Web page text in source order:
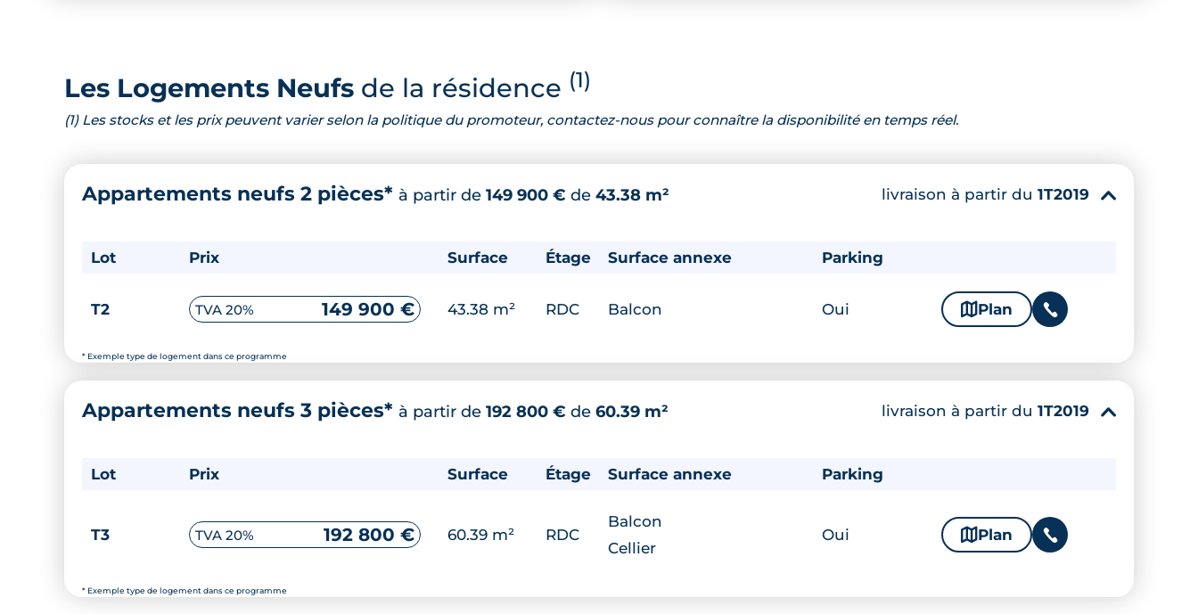
Les Logements Neufs de la résidence (1)
(1) Les stocks et les prix peuvent varier selon la politique du promoteur, contactez-nous pour connaître la disponibilité en temps réel.
Appartements neufs 2 pièces* à partir de 149 900 € de 43.38 m²
* Exemple type de logement dans ce programme
livraison à partir du 1T2019 ▾
Lot Prix Surface Étage Surface annexe Parking
T2 TVA 20% 149 900 € 43.38 m² RDC Balcon Oui 🗞 Plan 📞
Appartements neufs 3 pièces* à partir de 192 800 € de 60.39 m²
* Exemple type de logement dans ce programme
livraison à partir du 1T2019 ▾
Lot Prix Surface Étage Surface annexe Parking
T3 TVA 20% 192 800 € 60.39 m² RDC
Balcon
Cellier
Oui 🗞 Plan 📞